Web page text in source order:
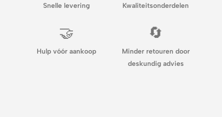
Snelle levering Kwaliteitsonderdelen
🤝
Hulp vóór aankoop
🔄
Minder retouren door
deskundig advies